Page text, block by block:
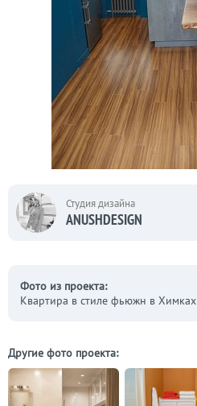
Студия дизайна
ANUSHDESIGN
Фото из проекта:
Квартира в стиле фьюжн в Химках
Другие фото проекта: